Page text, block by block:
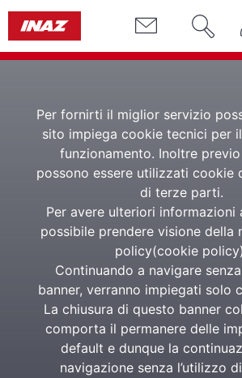
Per fornirti il miglior servizio
sito impiega cookie tecnici per
funzionamento. Inoltre
possono essere utilizzati cookie
di terze parti.
Per avere ulteriori informazioni
possibile prendere visione della
policy(cookie policy
Continuando a navigare
banner, verranno impiegati solo
La chiusura di questo banner
comporta il permanere delle
default e dunque la
navigazione senza l’utilizzo
Software
Specialisti nella gestione delle buste
Da oltre 75 anniesperti
paga